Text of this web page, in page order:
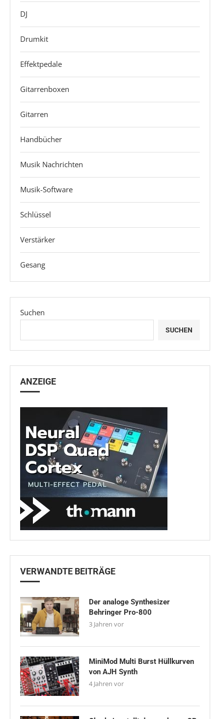
Suchen
SUCHEN
ANZEIGE
VERWANDTE BEITRÄGE
Der analoge Synthesizer
Behringer Pro-800
3 Jahren vor
MiniMod Multi Burst Hüllkurven
von AJH Synth
4 Jahren vor
DJ
Drumkit
Effektpedale
Gitarrenboxen
Gitarren
Handbücher
Musik Nachrichten
Musik-Software
Schlüssel
Verstärker
Gesang